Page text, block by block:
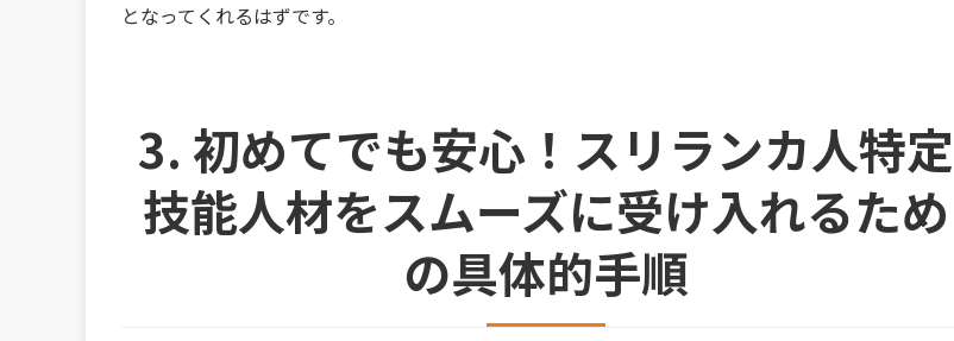
となってくれるはずです。
3. 初めてでも安心！スリランカ人特定
技能人材をスムーズに受け入れるため
の具体的手順